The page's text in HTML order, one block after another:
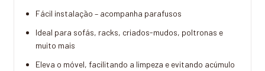
Fácil instalação – acompanha parafusos
Ideal para sofás, racks, criados-mudos, poltronas e
muito mais
Eleva o móvel, facilitando a limpeza e evitando acúmulo